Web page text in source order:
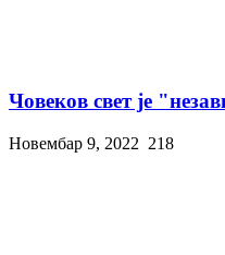
Човеков свет је
Новембар 9, 2022 218